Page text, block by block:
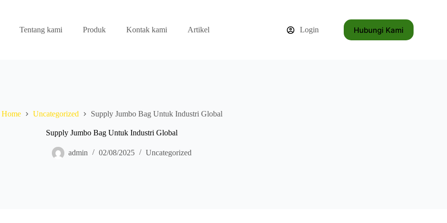
Tentang kami Produk Kontak kami Artikel Login Hubungi Kami
Home Uncategorized Supply Jumbo Bag Untuk Industri Global
Supply Jumbo Bag Untuk Industri Global
admin 02/08/2025 Uncategorized